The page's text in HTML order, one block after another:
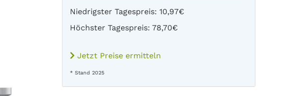
Niedrigster Tagespreis: 10,97€
Höchster Tagespreis: 78,70€
Jetzt Preise ermitteln
* Stand 2025